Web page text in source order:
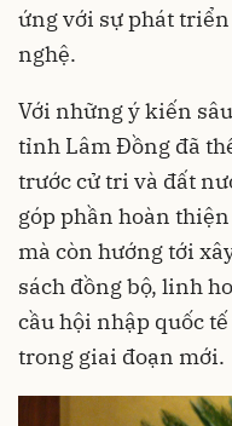
ứng với sự phát
nghệ.
Với những ý kiến
tỉnh Lâm Đồng đã
trước cử tri và đất
góp phần hoàn
mà còn hướng tới
sách đồng bộ, linh
cầu hội nhập quốc
trong giai đoạn mới.